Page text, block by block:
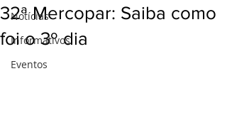
Notícias
Informativos
Eventos
32ª Mercopar: Saiba como
foi o 3º dia